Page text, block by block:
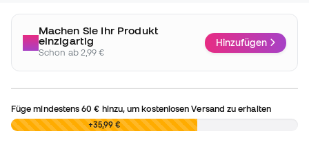
Machen Sie Ihr Produkt
einzigartig
Schon ab 2,99 €
Hinzufügen
Füge mindestens60 € hinzu, um kostenlosen Versand zu erhalten
0,00 € +35,99 €